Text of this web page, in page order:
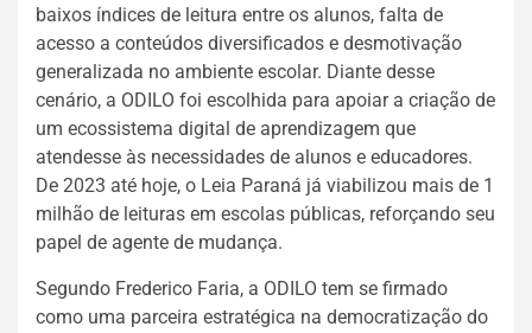
baixos índices de leitura entre os alunos, falta de
acesso a conteúdos diversificados e desmotivação
generalizada no ambiente escolar. Diante desse
cenário, a ODILO foi escolhida para apoiar a criação de
um ecossistema digital de aprendizagem que
atendesse às necessidades de alunos e educadores.
De 2023 até hoje, o Leia Paraná já viabilizou mais de 1
milhão de leituras em escolas públicas, reforçando seu
papel de agente de mudança.
Segundo Frederico Faria, a ODILO tem se firmado
como uma parceira estratégica na democratização do